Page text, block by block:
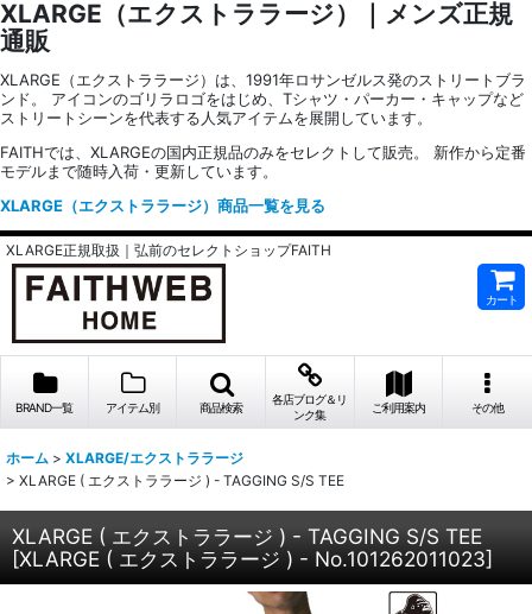
XLARGE（エクストララージ）｜メンズ正規
通販
XLARGE（エクストララージ）は、1991年ロサンゼルス発のストリートブラ
ンド。 アイコンのゴリラロゴをはじめ、Tシャツ・パーカー・キャップなど
ストリートシーンを代表する人気アイテムを展開しています。
FAITHでは、XLARGEの国内正規品のみをセレクトして販売。 新作から定番
モデルまで随時入荷・更新しています。
XLARGE（エクストララージ）商品一覧を見る
XLARGE正規取扱｜弘前のセレクトショップFAITH
カート
BRAND一覧 アイテム別 商品検索
各店ブログ＆リ
ンク集
ご利用案内 その他
ホーム > XLARGE/エクストララージ
> XLARGE ( エクストララージ ) - TAGGING S/S TEE
XLARGE ( エクストララージ ) - TAGGING S/S TEE
[XLARGE ( エクストララージ ) - No.101262011023]